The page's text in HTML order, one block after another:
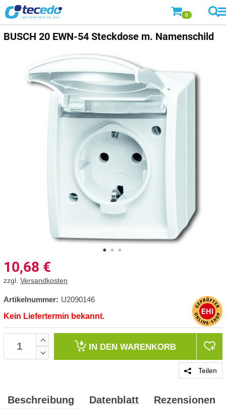
0
BUSCH 20 EWN-54 Steckdose m. Namenschild
10,68 €
zzgl. Versandkosten
Artikelnummer: U2090146
Kein Liefertermin bekannt.
IN DEN WARENKORB
Teilen
Beschreibung Datenblatt Rezensionen